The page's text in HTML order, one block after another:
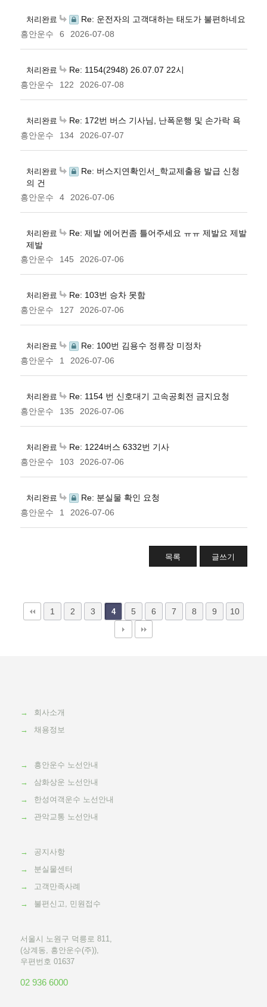
처리완료
Re: 운전자의 고객대하는 태도가 불편하네요
흥안운수
6 2026-07-08
처리완료
Re: 1154(2948) 26.07.07 22시
흥안운수
122 2026-07-08
처리완료
Re: 172번 버스 기사님, 난폭운행 및 손가락 욕
흥안운수
134 2026-07-07
처리완료
Re: 버스지연확인서_학교제출용 발급 신청
의 건
흥안운수
4 2026-07-06
처리완료
Re: 제발 에어컨좀 틀어주세요 ㅠㅠ 제발요 제발
제발
흥안운수
145 2026-07-06
처리완료
Re: 103번 승차 못함
흥안운수
127 2026-07-06
처리완료
Re: 100번 김용수 정류장 미정차
흥안운수
1 2026-07-06
처리완료
Re: 1154 번 신호대기 고속공회전 금지요청
흥안운수
135 2026-07-06
처리완료
Re: 1224버스 6332번 기사
흥안운수
103 2026-07-06
처리완료
Re: 분실물 확인 요청
흥안운수
1 2026-07-06
목록 글쓰기
1 2 3 4 5 6 7 8 9 10
→
회사소개
→
채용정보
→
흥안운수 노선안내
→
삼화상운 노선안내
→
한성여객운수 노선안내
→
관악교통 노선안내
→
공지사항
→
분실물센터
→
고객만족사례
→
불편신고, 민원접수
서울시 노원구 덕릉로 811,
(상계동, 흥안운수(주)),
우편번호 01637
02 936 6000